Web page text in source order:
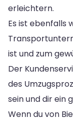
erleichtern.
Es ist ebenfalls
ist und zum
Der
des
sein und dir ein
Wenn du von